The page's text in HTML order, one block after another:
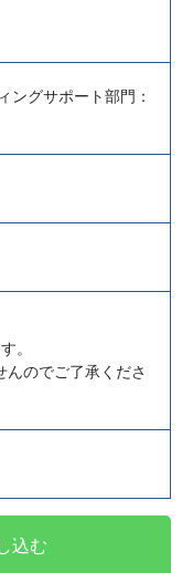
ングサポート部門：
。
のでご了承くださ
込む